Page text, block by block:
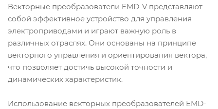
Векторные преобразователи EMD-V представляют
собой эффективное устройство для управления
электроприводами и играют важную роль в
различных отраслях. Они основаны на принципе
векторного управления и ориентирования вектора,
что позволяет достичь высокой точности и
динамических характеристик.
Использование векторных преобразователей EMD-